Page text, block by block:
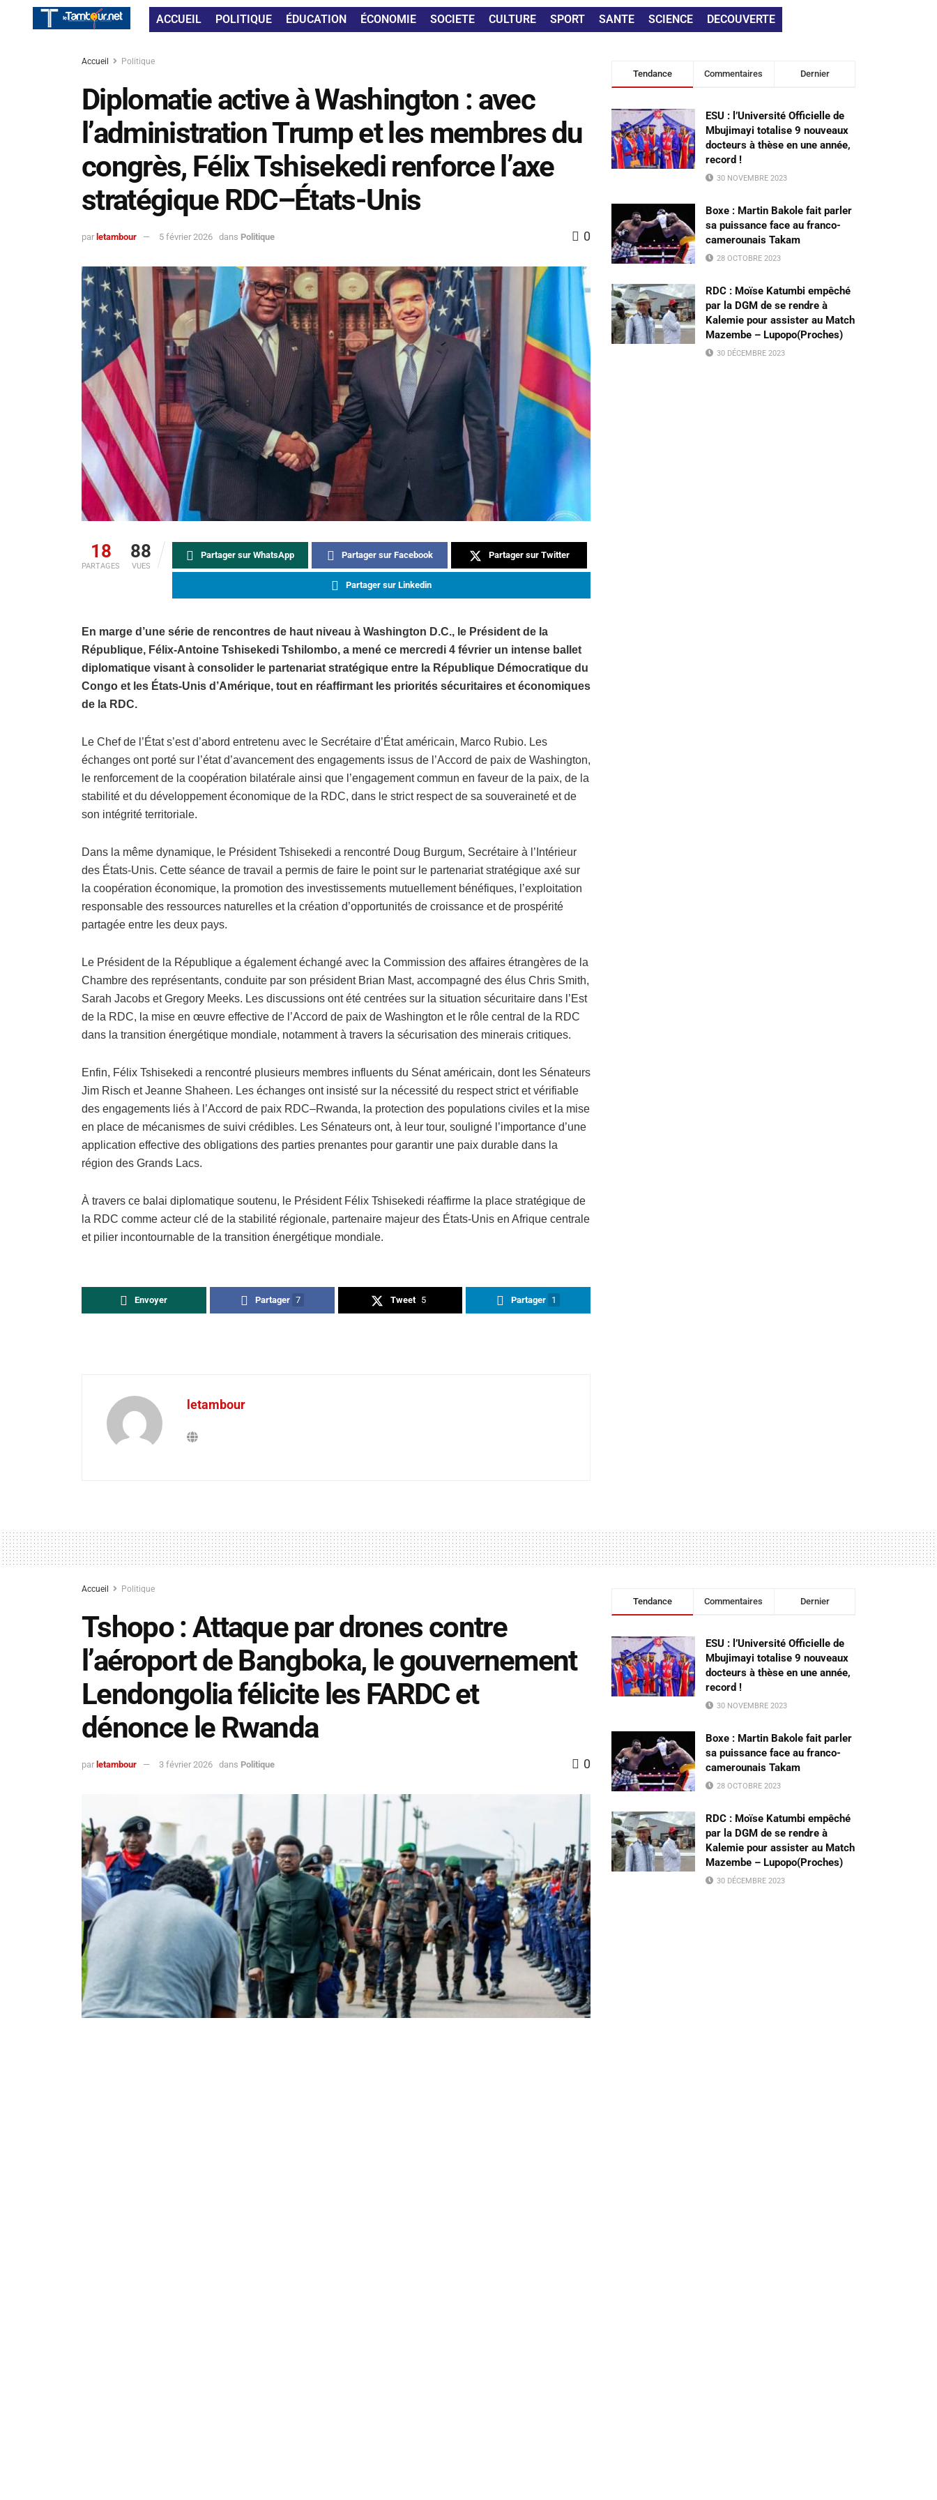
ACCUEIL POLITIQUE ÉDUCATION ÉCONOMIE SOCIETE CULTURE SPORT SANTE SCIENCE DECOUVERTE
Accueil Politique
Diplomatie active à Washington : avec
l’administration Trump et les membres du
congrès, Félix Tshisekedi renforce l’axe
stratégique RDC–États-Unis
par letambour 5 février 2026 dans Politique 0
18
PARTAGES
88
VUES
Partager sur WhatsApp Partager sur Facebook Partager sur Twitter
Partager sur Linkedin
En marge d’une série de rencontres de haut niveau à Washington D.C., le Président de la
République, Félix-Antoine Tshisekedi Tshilombo, a mené ce mercredi 4 février un intense ballet
diplomatique visant à consolider le partenariat stratégique entre la République Démocratique du
Congo et les États-Unis d’Amérique, tout en réaffirmant les priorités sécuritaires et économiques
de la RDC.
Le Chef de l’État s’est d’abord entretenu avec le Secrétaire d’État américain, Marco Rubio. Les
échanges ont porté sur l’état d’avancement des engagements issus de l’Accord de paix de Washington,
le renforcement de la coopération bilatérale ainsi que l’engagement commun en faveur de la paix, de la
stabilité et du développement économique de la RDC, dans le strict respect de sa souveraineté et de
son intégrité territoriale.
Dans la même dynamique, le Président Tshisekedi a rencontré Doug Burgum, Secrétaire à l’Intérieur
des États-Unis. Cette séance de travail a permis de faire le point sur le partenariat stratégique axé sur
la coopération économique, la promotion des investissements mutuellement bénéfiques, l’exploitation
responsable des ressources naturelles et la création d’opportunités de croissance et de prospérité
partagée entre les deux pays.
Le Président de la République a également échangé avec la Commission des affaires étrangères de la
Chambre des représentants, conduite par son président Brian Mast, accompagné des élus Chris Smith,
Sarah Jacobs et Gregory Meeks. Les discussions ont été centrées sur la situation sécuritaire dans l’Est
de la RDC, la mise en œuvre effective de l’Accord de paix de Washington et le rôle central de la RDC
dans la transition énergétique mondiale, notamment à travers la sécurisation des minerais critiques.
Enfin, Félix Tshisekedi a rencontré plusieurs membres influents du Sénat américain, dont les Sénateurs
Jim Risch et Jeanne Shaheen. Les échanges ont insisté sur la nécessité du respect strict et vérifiable
des engagements liés à l’Accord de paix RDC–Rwanda, la protection des populations civiles et la mise
en place de mécanismes de suivi crédibles. Les Sénateurs ont, à leur tour, souligné l’importance d’une
application effective des obligations des parties prenantes pour garantir une paix durable dans la
région des Grands Lacs.
À travers ce balai diplomatique soutenu, le Président Félix Tshisekedi réaffirme la place stratégique de
la RDC comme acteur clé de la stabilité régionale, partenaire majeur des États-Unis en Afrique centrale
et pilier incontournable de la transition énergétique mondiale.
Envoyer Partager 7 Tweet 5 Partager 1
letambour
Tendance Commentaires Dernier
ESU : l’Université Officielle de
Mbujimayi totalise 9 nouveaux
docteurs à thèse en une année,
record !
30 NOVEMBRE 2023
Boxe : Martin Bakole fait parler
sa puissance face au franco-
camerounais Takam
28 OCTOBRE 2023
RDC : Moïse Katumbi empêché
par la DGM de se rendre à
Kalemie pour assister au Match
Mazembe – Lupopo(Proches)
30 DÉCEMBRE 2023
Accueil Politique
Tshopo : Attaque par drones contre
l’aéroport de Bangboka, le gouvernement
Lendongolia félicite les FARDC et
dénonce le Rwanda
par letambour 3 février 2026 dans Politique 0
Tendance Commentaires Dernier
ESU : l’Université Officielle de
Mbujimayi totalise 9 nouveaux
docteurs à thèse en une année,
record !
30 NOVEMBRE 2023
Boxe : Martin Bakole fait parler
sa puissance face au franco-
camerounais Takam
28 OCTOBRE 2023
RDC : Moïse Katumbi empêché
par la DGM de se rendre à
Kalemie pour assister au Match
Mazembe – Lupopo(Proches)
30 DÉCEMBRE 2023